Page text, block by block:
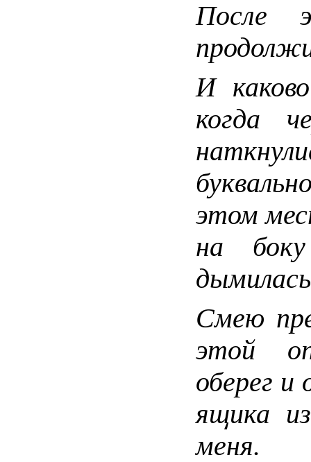
После
И
когда
этом
на
Смею
этой
оберег и
ящика
меня.